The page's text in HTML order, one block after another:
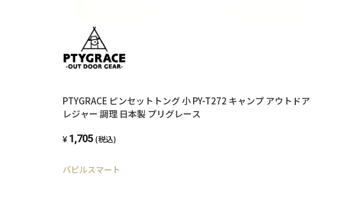
PTYGRACE ピンセットトング 小 PY-T272 キャンプ アウトドア
レジャー 調理 日本製 プリグレース
1,705 (税込)
パピルスマート